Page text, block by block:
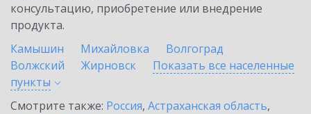
консультацию, приобретение или внедрение
продукта.
Камышин
Михайловка
Волгоград
Волжский
Жирновск
Показать все населенные
пункты
Смотрите также: Россия, Астраханская область,